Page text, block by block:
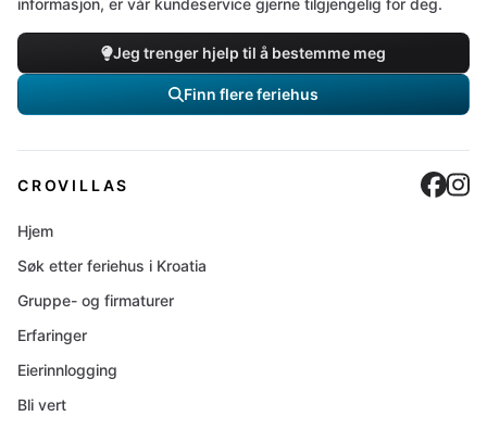
informasjon, er vår kundeservice gjerne tilgjengelig for deg.
Jeg trenger hjelp til å bestemme meg
Finn flere feriehus
CROVILLAS
Hjem
Søk etter feriehus i Kroatia
Gruppe- og firmaturer
Erfaringer
Eierinnlogging
Bli vert